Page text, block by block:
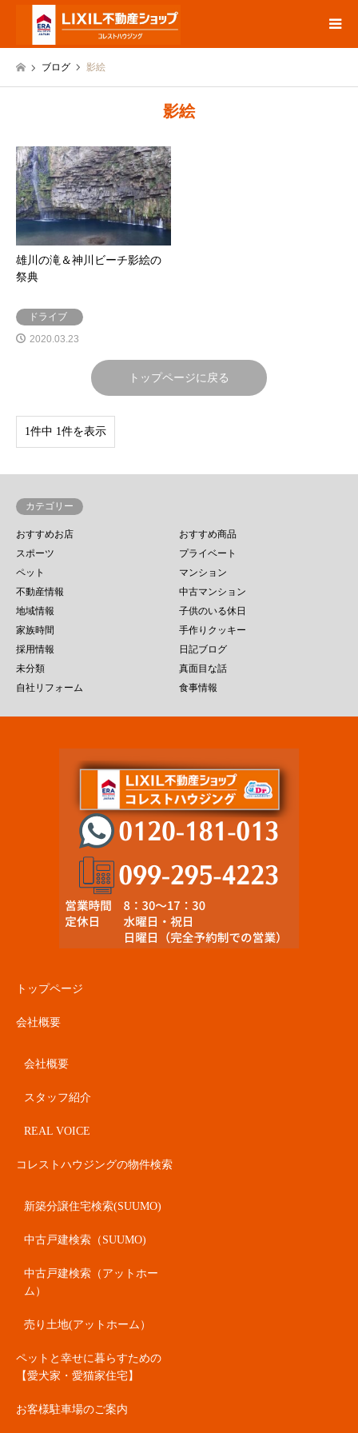
ブログ 影絵
影絵
雄川の滝＆神川ビーチ影絵の
祭典
ドライブ
2020.03.23
トップページに戻る
1件中 1件を表示
カテゴリー
おすすめお店
おすすめ商品
スポーツ
プライベート
ペット
マンション
不動産情報
中古マンション
地域情報
子供のいる休日
家族時間
手作りクッキー
採用情報
日記ブログ
未分類
真面目な話
自社リフォーム
食事情報
トップページ
会社概要
会社概要
スタッフ紹介
REAL VOICE
コレストハウジングの物件検索
新築分譲住宅検索(SUUMO)
中古戸建検索（SUUMO)
中古戸建検索（アットホー
ム）
売り土地(アットホーム）
ペットと幸せに暮らすための
【愛犬家・愛猫家住宅】
お客様駐車場のご案内